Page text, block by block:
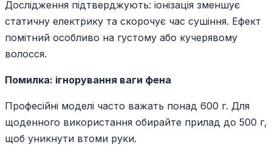
Дослідження підтверджують: іонізація зменшує
статичну електрику та скорочує час сушіння. Ефект
помітний особливо на густому або кучерявому
волосся.
Помилка: ігнорування ваги фена
Професійні моделі часто важать понад 600 г. Для
щоденного використання обирайте прилад до 500 г,
щоб уникнути втоми руки.